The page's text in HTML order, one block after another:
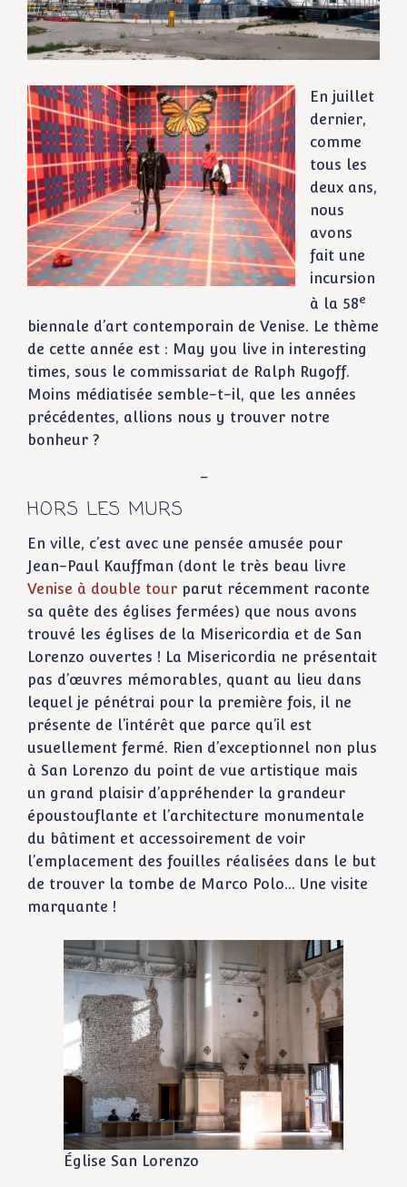
En juillet
dernier,
comme
tous les
deux ans,
nous
avons
fait une
incursion
à la 58e
biennale d’art contemporain de Venise. Le thème
de cette année est : May you live in interesting
times, sous le commissariat de Ralph Rugoff.
Moins médiatisée semble-t-il, que les années
précédentes, allions nous y trouver notre
bonheur ?
–
HORS LES MURS
En ville, c’est avec une pensée amusée pour
Jean-Paul Kauffman (dont le très beau livre
Venise à double tour parut récemment raconte
sa quête des églises fermées) que nous avons
trouvé les églises de la Misericordia et de San
Lorenzo ouvertes ! La Misericordia ne présentait
pas d’œuvres mémorables, quant au lieu dans
lequel je pénétrai pour la première fois, il ne
présente de l’intérêt que parce qu’il est
usuellement fermé. Rien d’exceptionnel non plus
à San Lorenzo du point de vue artistique mais
un grand plaisir d’appréhender la grandeur
époustouflante et l’architecture monumentale
du bâtiment et accessoirement de voir
l’emplacement des fouilles réalisées dans le but
de trouver la tombe de Marco Polo… Une visite
marquante !
Église San Lorenzo